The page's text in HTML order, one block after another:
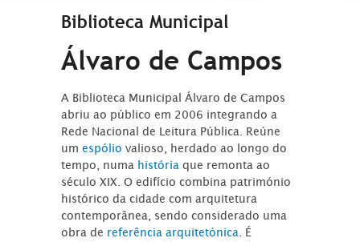
Biblioteca Municipal
Álvaro de Campos
A Biblioteca Municipal Álvaro de Campos
abriu ao público em 2006 integrando a
Rede Nacional de Leitura Pública. Reúne
umespóliovalioso, herdado ao longo do
tempo, numa história que remonta ao
século XIX. O edifício combina património
histórico da cidade com arquitetura
contemporânea, sendo considerado uma
obra de referência arquitetónica . É